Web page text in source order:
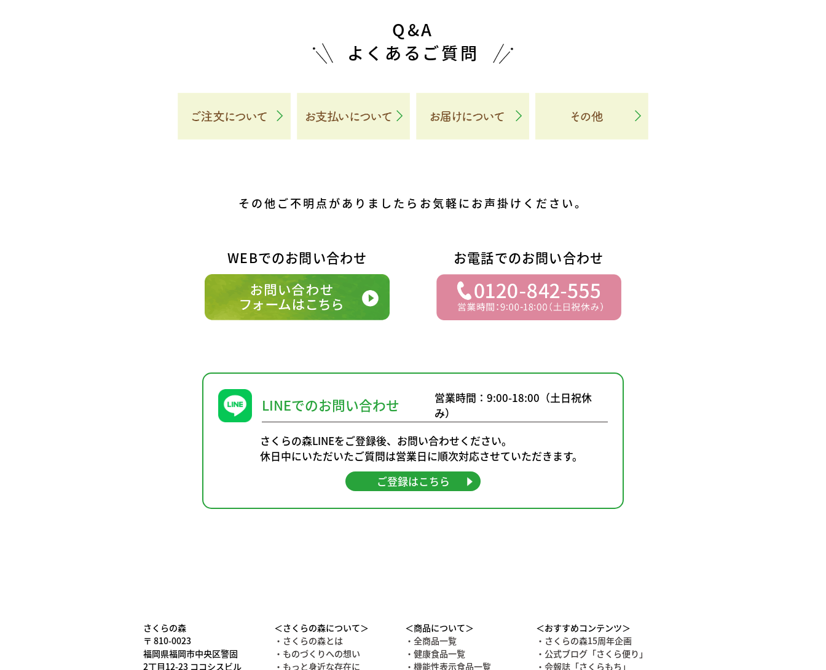
Q&A
よくあるご質問
その他ご不明点がありましたら お気軽にお声掛けください。
WEBでのお問い合わせ お電話でのお問い合わせ
LINEでのお問い合わせ
営業時間：9:00-18:00（土日祝休
み）
さくらの森LINEをご登録後、お問い合わせください。
休日中にいただいたご質問は営業日に順次対応させていただきます。
ご登録はこちら
さくらの森
〒 810-0023
福岡県福岡市中央区警固
2丁目12-23 ココシスビル
＜さくらの森について＞
・さくらの森とは
・ものづくりへの想い
・もっと身近な存在に
＜商品について＞
・全商品一覧
・健康食品一覧
・機能性表示食品一覧
＜おすすめコンテンツ＞
・さくらの森15周年企画
・公式ブログ「さくら便り」
・会報誌「さくらもち」